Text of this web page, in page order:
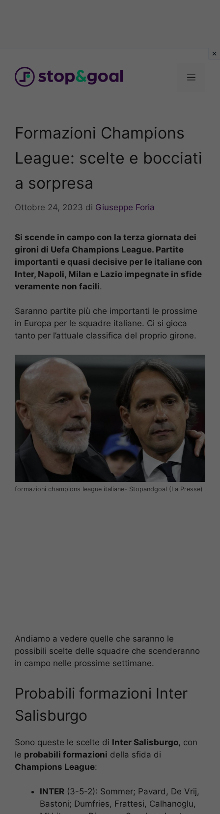
contenuto
Menu
Formazioni Champions
League: scelte e bocciati
a sorpresa
Ottobre 24, 2023 di Giuseppe Foria
Si scende in campo con la terza giornata dei
gironi di Uefa Champions League. Partite
importanti e quasi decisive per le italiane con
Inter, Napoli, Milan e Lazio impegnate in sfide
veramente non facili.
Saranno partite più che importanti le prossime
in Europa per le squadre italiane. Ci si gioca
tanto per l’attuale classifica del proprio girone.
formazioni champions league italiane- Stopandgoal (La Presse)
Andiamo a vedere quelle che saranno le
possibili scelte delle squadre che scenderanno
in campo nelle prossime settimane.
Probabili formazioni Inter
Salisburgo
Sono queste le scelte di Inter Salisburgo, con
le probabili formazioni della sfida di
Champions League:
INTER (3-5-2): Sommer; Pavard, De Vrij,
Bastoni; Dumfries, Frattesi, Calhanoglu,